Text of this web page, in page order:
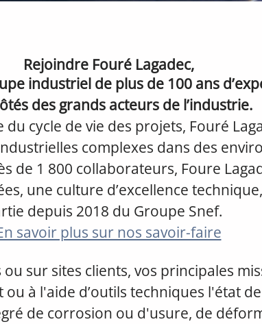
Rejoindre Fouré Lagadec,
industriel de plus de 100 ans
des grands acteurs de l’industrie.
du cycle de vie des projets, Fouré
complexes dans des
de 1 800 collaborateurs, Foure
une culture d’excellence
depuis 2018 du Groupe Snef.
savoir plus sur nos savoir-faire
sur sites clients, vos principales
à l'aide d’outils techniques l'état
de corrosion ou d'usure, de